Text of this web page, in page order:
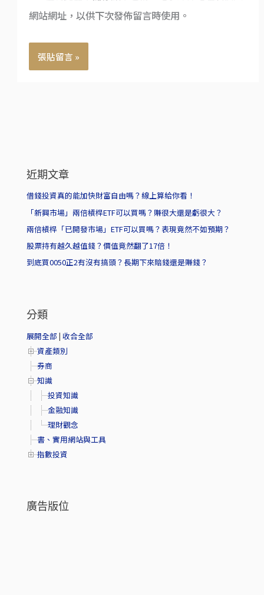
網站網址，以供下次發佈留言時使用。
近期文章
借錢投資真的能加快財富自由嗎？線上算給你看！
「新興市場」兩倍槓桿ETF可以買嗎？賺很大還是虧很大？
兩倍槓桿「已開發市場」ETF可以買嗎？表現竟然不如預期？
股票持有越久越值錢？價值竟然翻了17倍！
到底買0050正2有沒有搞頭？長期下來賠錢還是賺錢？
分類
展開全部 |收合全部
資產類別
券商
知識
投資知識
金融知識
理財觀念
書、實用網站與工具
指數投資
廣告版位